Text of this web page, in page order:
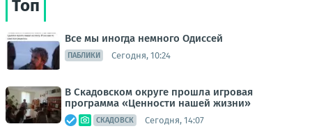
Топ
Все мы иногда немного Одиссей
ПАБЛИКИ Сегодня, 10:24
В Скадовском округе прошла игровая
программа «Ценности нашей жизни»
СКАДОВСК Сегодня, 14:07